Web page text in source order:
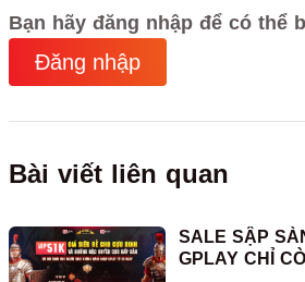
Bạn hãy đăng nhập để có thể
Đăng nhập
Bài viết liên quan
SALE SẬP
GPLAY CHỈ